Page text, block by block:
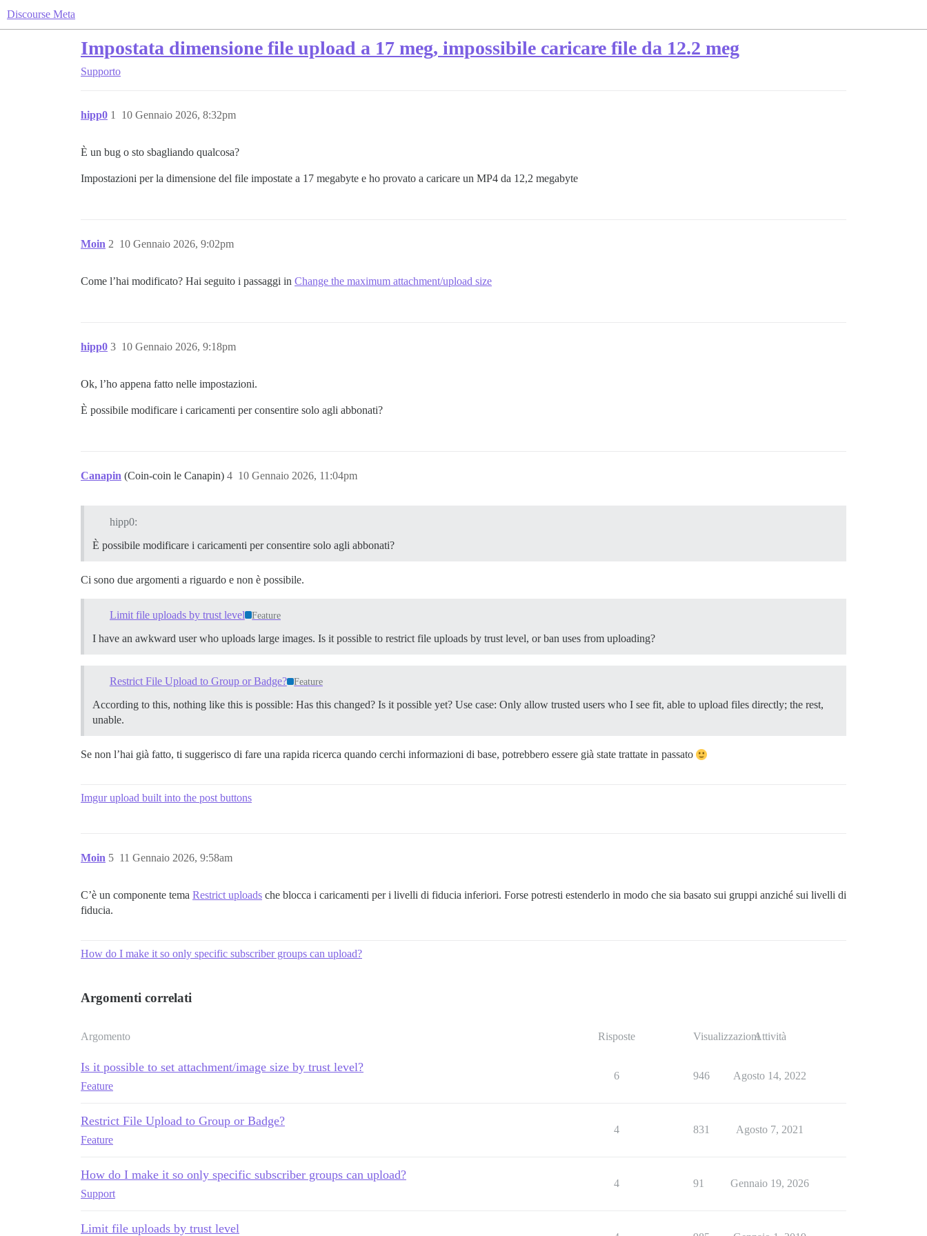
Discourse Meta
Impostata dimensione file upload a 17 meg, impossibile caricare file da 12.2 meg
Supporto
hipp0 10 Gennaio 2026, 8:32pm
1
È un bug o sto sbagliando qualcosa?
Impostazioni per la dimensione del file impostate a 17 megabyte e ho provato a caricare un MP4 da 12,2 megabyte
Moin 10 Gennaio 2026, 9:02pm
2
Come l’hai modificato? Hai seguito i passaggi in Change the maximum attachment/upload size
hipp0 10 Gennaio 2026, 9:18pm
3
Ok, l’ho appena fatto nelle impostazioni.
È possibile modificare i caricamenti per consentire solo agli abbonati?
Canapin (Coin-coin le Canapin) 10 Gennaio 2026, 11:04pm
4
hipp0:
È possibile modificare i caricamenti per consentire solo agli abbonati?
Ci sono due argomenti a riguardo e non è possibile.
Limit file uploads by trust level Feature
I have an awkward user who uploads large images. Is it possible to restrict file uploads by trust level, or ban uses from uploading?
Restrict File Upload to Group or Badge? Feature
According to this, nothing like this is possible: Has this changed? Is it possible yet? Use case: Only allow trusted users who I see fit, able to upload files directly; the rest,
unable.
Se non l’hai già fatto, ti suggerisco di fare una rapida ricerca quando cerchi informazioni di base, potrebbero essere già state trattate in passato
Imgur upload built into the post buttons
Moin 11 Gennaio 2026, 9:58am
5
C’è un componente tema Restrict uploads che blocca i caricamenti per i livelli di fiducia inferiori. Forse potresti estenderlo in modo che sia basato sui gruppi anziché sui livelli di
fiducia.
How do I make it so only specific subscriber groups can upload?
Argomenti correlati
Argomento Risposte VisualizzazioniAttività
Is it possible to set attachment/image size by trust level?
Feature
6 946 Agosto 14, 2022
Restrict File Upload to Group or Badge?
Feature
4 831 Agosto 7, 2021
How do I make it so only specific subscriber groups can upload?
Support
4 91 Gennaio 19, 2026
Limit file uploads by trust level